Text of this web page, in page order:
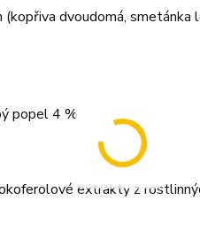
dvoudomá, smetánka
popel 4 %
extrakty z